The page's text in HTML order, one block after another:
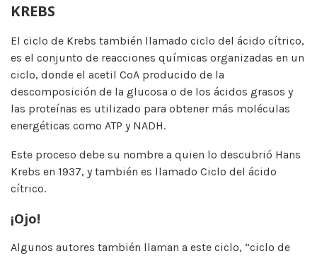
KREBS
El ciclo de Krebs también llamado ciclo del ácido cítrico,
es el conjunto de reacciones químicas organizadas en un
ciclo, donde el acetil CoA producido de la
descomposición de la glucosa o de los ácidos grasos y
las proteínas es utilizado para obtener más moléculas
energéticas como ATP y NADH.
Este proceso debe su nombre a quien lo descubrió Hans
Krebs en 1937, y también es llamado Ciclo del ácido
cítrico.
¡Ojo!
Algunos autores también llaman a este ciclo, “ciclo de